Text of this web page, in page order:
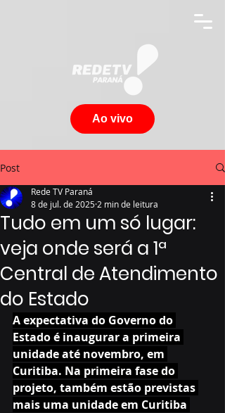
Ao vivo
Post
Tudo em um só lugar:
veja onde será a 1ª
Central de Atendimento
do Estado
Rede TV Paraná
8 de jul. de 2025 2 min de leitura
A expectativa do Governo do
Estado é inaugurar a primeira
unidade até novembro, em
Curitiba. Na primeira fase do
projeto, também estão previstas
mais uma unidade em Curitiba